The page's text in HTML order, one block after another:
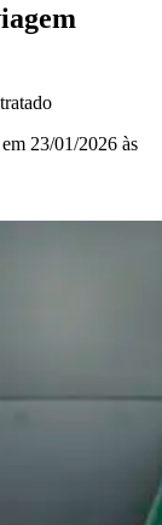
23/01/2026 às